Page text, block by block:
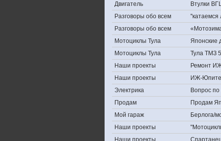
Двигатель
Втулки
Разговоры обо всем
Разговоры обо всем
Мотоциклы Тула
Японские
Мотоциклы Тула
Тула ТМЗ
Наши проекты
Ремонт
Наши проекты
ИЖ-
Электрика
Вопрос по
Продам
Продам
Мой гараж
Берлога/
Наши проекты
Наши проекты